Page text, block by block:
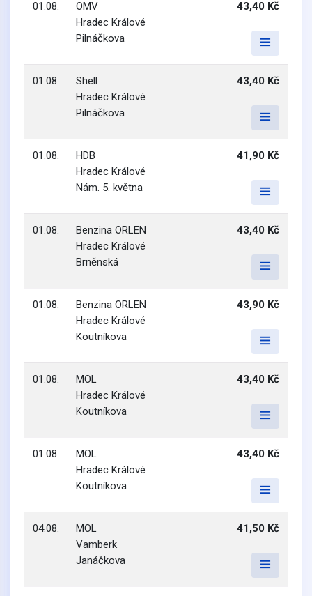
01.08.
OMV
Hradec Králové
Pilnáčkova
43,40 Kč
01.08.
Shell
Hradec Králové
Pilnáčkova
43,40 Kč
01.08.
HDB
Hradec Králové
Nám. 5. května
41,90 Kč
01.08.
Benzina ORLEN
Hradec Králové
Brněnská
43,40 Kč
01.08.
Benzina ORLEN
Hradec Králové
Koutníkova
43,90 Kč
01.08.
MOL
Hradec Králové
Koutníkova
43,40 Kč
01.08.
MOL
Hradec Králové
Koutníkova
43,40 Kč
04.08.
MOL
Vamberk
Janáčkova
41,50 Kč